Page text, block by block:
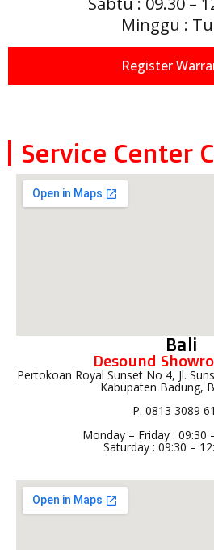
Minggu :
Register
Service Center
Bali
Desound
Pertokoan Royal Sunset No 4, Jl.
Kabupaten Badung,
P. 0813 3089
Monday – Friday : 09:30
Saturday : 09:30 –